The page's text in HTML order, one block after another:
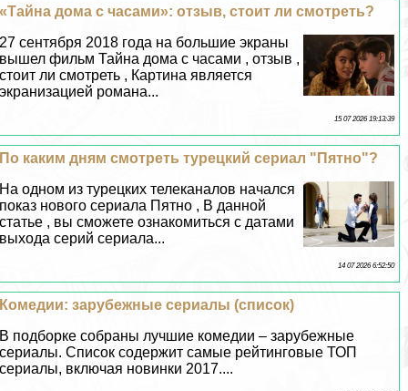
«Тайна дома с часами»: отзыв, стоит ли смотреть?
27 сентября 2018 года на большие экраны
вышел фильм Тайна дома с часами , отзыв ,
стоит ли смотреть , Картина является
экранизацией романа...
15 07 2026 19:13:39
По каким дням смотреть турецкий сериал "Пятно"?
На одном из турецких телеканалов начался
показ нового сериала Пятно , В данной
статье , вы сможете ознакомиться с датами
выхода серий сериала...
14 07 2026 6:52:50
Комедии: зарубежные сериалы (список)
В подборке собраны лучшие комедии – зарубежные
сериалы. Список содержит самые рейтинговые ТОП
сериалы, включая новинки 2017....